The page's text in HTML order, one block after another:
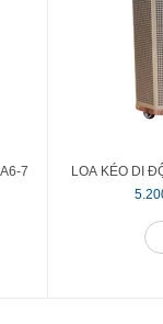
7
LOA KÉO DI